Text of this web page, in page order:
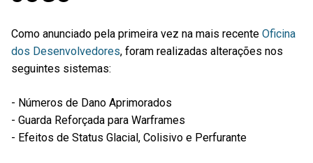
Como anunciado pela primeira vez na mais recente Oficina
dos Desenvolvedores, foram realizadas alterações nos
seguintes sistemas:
- Números de Dano Aprimorados
- Guarda Reforçada para Warframes
- Efeitos de Status Glacial, Colisivo e Perfurante